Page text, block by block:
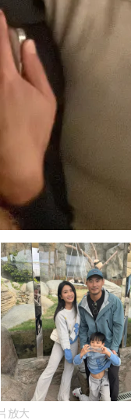
放大